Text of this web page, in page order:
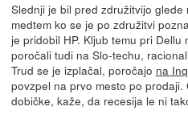
Slednji je bil pred združitvijo
medtem ko se je po združitvi
je pridobil HP. Kljub temu pri Dellu
poročali tudi na Slo-techu,
Trud se je izplačal, poročajo na
povzpel na prvo mesto po
dobičke, kaže, da recesija le ni